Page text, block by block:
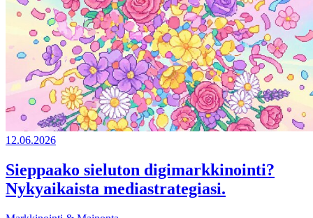
12.06.2026
Sieppaako sieluton digimarkkinointi?
Nykyaikaista mediastrategiasi.